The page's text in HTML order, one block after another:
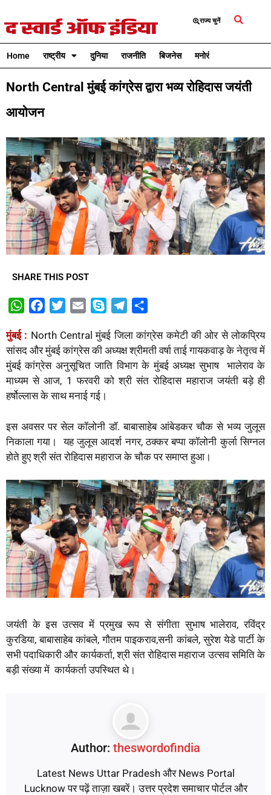
राज्य चुनें
Home राष्ट्रीय दुनिया राजनीति बिजनेस मनोरंजन
North Central मुंबई कांग्रेस द्वारा भव्य रोहिदास जयंती
आयोजन
SHARE THIS POST
W
a
t
s
A
p
c
e
b
o
o
i
t
t
e
r
a
i
l
y
p
e
l
e
g
r
a
r
e
मुंबई : North Central मुंबई जिला कांग्रेस कमेटी की ओर से लोकप्रिय
सांसद और मुंबई कांग्रेस की अध्यक्ष श्रीमती वर्षा ताई गायकवाड़ के नेतृत्व में
मुंबई कांग्रेस अनुसूचित जाति विभाग के मुंबई अध्यक्ष सुभाष भालेराव के
माध्यम से आज, 1 फरवरी को श्री संत रोहिदास महाराज जयंती बड़े ही
हर्षोल्लास के साथ मनाई गई।
इस अवसर पर सेल कॉलोनी डॉ. बाबासाहेब आंबेडकर चौक से भव्य जुलूस
निकाला गया। यह जुलूस आदर्श नगर, ठक्कर बप्पा कॉलोनी कुर्ला सिग्नल
होते हुए श्री संत रोहिदास महाराज के चौक पर समाप्त हुआ।
जयंती के इस उत्सव में प्रमुख रूप से संगीता सुभाष भालेराव, रविंद्र
कुरडिया, बाबासाहेब कांबले, गौतम पाइकराव,सनी कांबले, सुरेश येडे पार्टी के
सभी पदाधिकारी और कार्यकर्ता, श्री संत रोहिदास महाराज उत्सव समिति के
बड़ी संख्या में कार्यकर्ता उपस्थित थे।
Author: theswordofindia
Latest News Uttar Pradesh और News Portal
Lucknow पर पढ़ें ताज़ा खबरें। उत्तर प्रदेश समाचार पोर्टल और